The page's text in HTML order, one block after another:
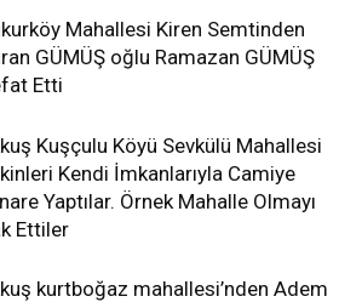
Mahallesi Kiren Semtinden
GÜMÜŞ oğlu Ramazan GÜMÜŞ
Etti
Kuşçulu Köyü Sevkülü Mahallesi
Kendi İmkanlarıyla Camiye
Yaptılar. Örnek Mahalle Olmayı
Ettiler
kurtboğaz mahallesi’nden Adem